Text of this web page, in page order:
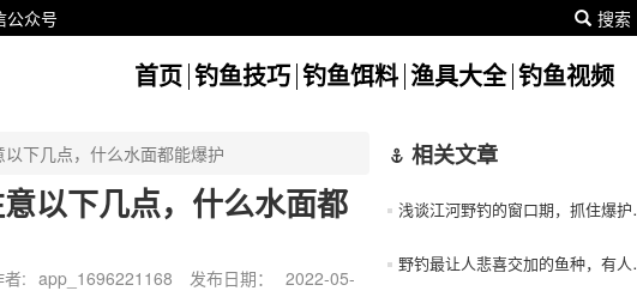
公众号 搜索
首页 钓鱼技巧 钓鱼饵料 渔具大全 钓鱼视频
下几点，什么水面都能爆护
以下几点，什么水面都
者: app_1696221168 发布日期：
2022-05-
相关文章
浅谈江河野钓的窗口期，抓住爆护只需一小时
野钓最让人悲喜交加的鱼种，有人爱有人恨